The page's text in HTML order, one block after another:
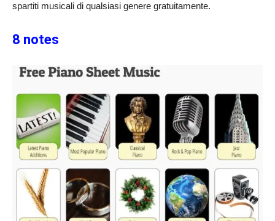
spartiti musicali di qualsiasi genere gratuitamente.
8 notes